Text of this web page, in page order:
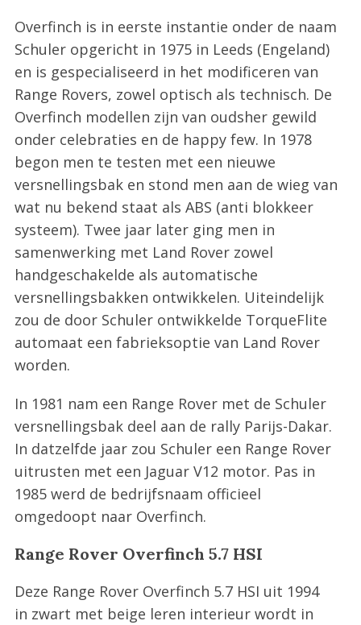
Overfinch is in eerste instantie onder de naam
Schuler opgericht in 1975 in Leeds (Engeland)
en is gespecialiseerd in het modificeren van
Range Rovers, zowel optisch als technisch. De
Overfinch modellen zijn van oudsher gewild
onder celebraties en de happy few. In 1978
begon men te testen met een nieuwe
versnellingsbak en stond men aan de wieg van
wat nu bekend staat als ABS (anti blokkeer
systeem). Twee jaar later ging men in
samenwerking met Land Rover zowel
handgeschakelde als automatische
versnellingsbakken ontwikkelen. Uiteindelijk
zou de door Schuler ontwikkelde TorqueFlite
automaat een fabrieksoptie van Land Rover
worden.
In 1981 nam een Range Rover met de Schuler
versnellingsbak deel aan de rally Parijs-Dakar.
In datzelfde jaar zou Schuler een Range Rover
uitrusten met een Jaguar V12 motor. Pas in
1985 werd de bedrijfsnaam officieel
omgedoopt naar Overfinch.
Range Rover Overfinch 5.7 HSI
Deze Range Rover Overfinch 5.7 HSI uit 1994
in zwart met beige leren interieur wordt in